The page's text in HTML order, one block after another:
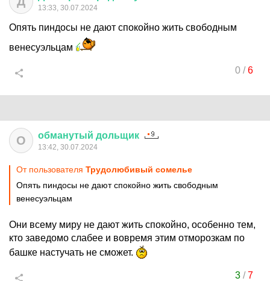
13:33, 30.07.2024
Опять пиндосы не дают спокойно жить свободным
венесуэльцам
0/6
О обманутый дольщик
13:42, 30.07.2024
От пользователя Трудолюбивый сомелье
Опять пиндосы не дают спокойно жить свободным
венесуэльцам
Они всему миру не дают жить спокойно, особенно тем,
кто заведомо слабее и вовремя этим отморозкам по
башке настучать не сможет.
3/7